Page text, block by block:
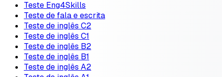
Teste Eng4Skills
Teste de fala e escrita
Teste de inglês C2
Teste de inglês C1
Teste de inglês B2
Teste de inglês B1
Teste de inglês A2